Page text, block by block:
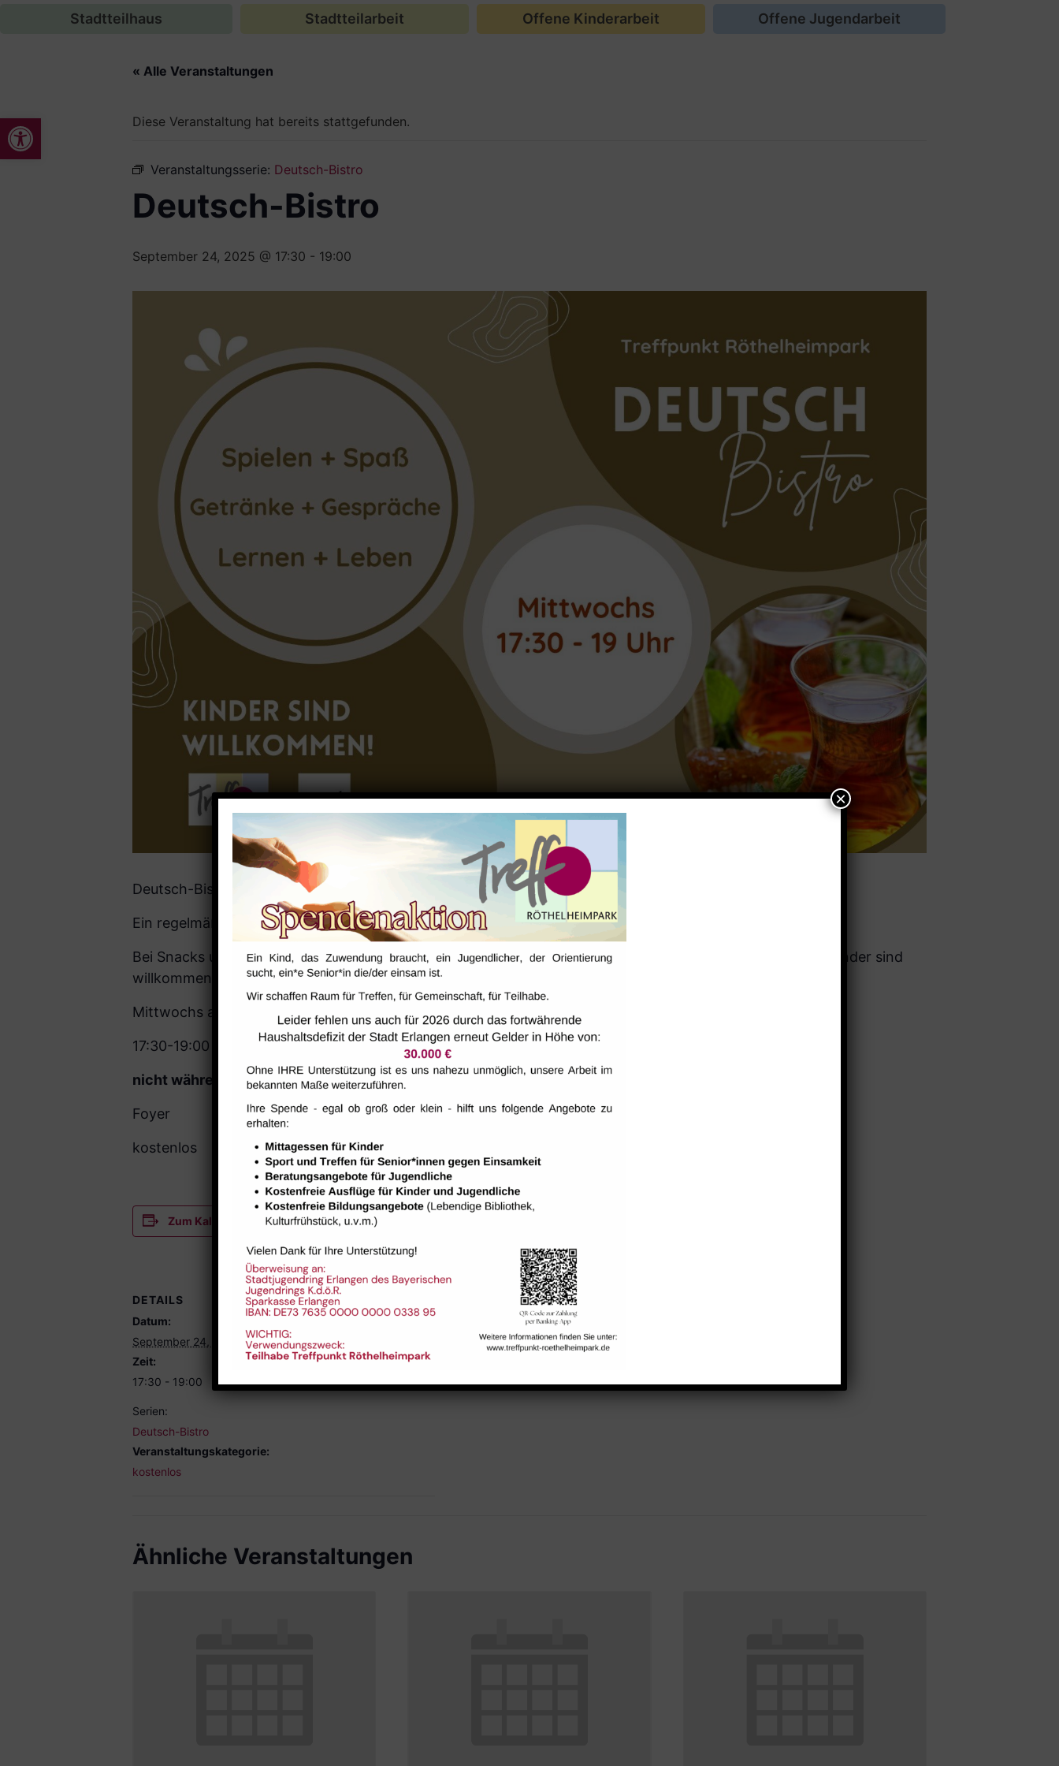
Werkzeugleiste öffnen
Stadtteilhaus Stadtteilarbeit Offene Kinderarbeit Offene Jugendarbeit
« Alle Veranstaltungen
Diese Veranstaltung hat bereits stattgefunden.
Veranstaltungsserie: Deutsch-Bistro
Deutsch-Bistro
September 24, 2025 @ 17:30 - 19:00
Deutsch-Bistro
Ein regelmäßiges Angebot!
Bei Snacks und Ge­tränken ins Gespräch kommen, in gemütlicher Atmosphäre Deutsch üben und lernen. Kinder sind
willkommen!
Mittwochs ab 02.10.24
17:30-19:00 Uhr
nicht während der Ferien
Foyer
kostenlos
Zum Kalender hinzufügen
DETAILS
Datum:
September 24, 2025
Zeit:
17:30 - 19:00
Serien:
Deutsch-Bistro
Veranstaltungskategorie:
kostenlos
VERANSTALTUNGSORT
Foyer
Ähnliche Veranstaltungen